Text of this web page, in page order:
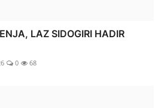
LAZ SIDOGIRI HADIR
0 68